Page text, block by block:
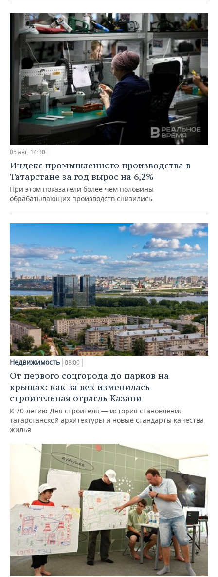
05 авг, 14:30
Индекс промышленного производства в
Татарстане за год вырос на 6,2%
При этом показатели более чем половины
обрабатывающих производств снизились
Недвижимость 08:00
От первого соцгорода до парков на
крышах: как за век изменилась
строительная отрасль Казани
К 70-летию Дня строителя — история становления
татарстанской архитектуры и новые стандарты качества
жилья